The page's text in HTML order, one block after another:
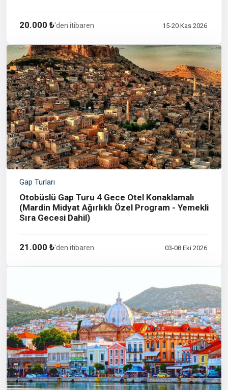
20.000 ₺'den itibaren 15-20 Kas 2026
Gap Turları
Otobüslü Gap Turu 4 Gece Otel Konaklamalı
(Mardin Midyat Ağırlıklı Özel Program - Yemekli
Sıra Gecesi Dahil)
21.000 ₺'den itibaren 03-08 Eki 2026